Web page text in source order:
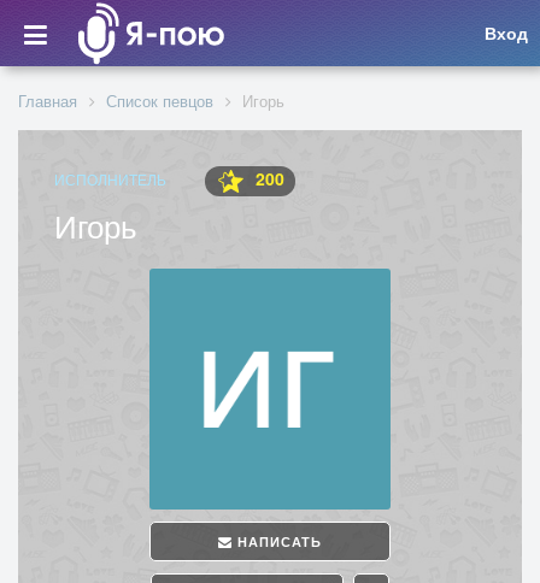
Вход
Главная Список певцов Игорь
ИСПОЛНИТЕЛЬ 200
Игорь
НАПИСАТЬ